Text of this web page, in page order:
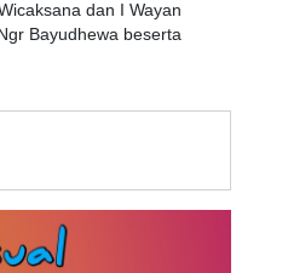
dan I Wayan
Bayudhewa beserta